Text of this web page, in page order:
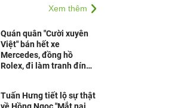
Xem thêm
Quán quân "Cười xuyên
Việt" bán hết xe
Mercedes, đồng hồ
Rolex, đi làm tranh đính
Tuấn Hưng tiết lộ sự thật